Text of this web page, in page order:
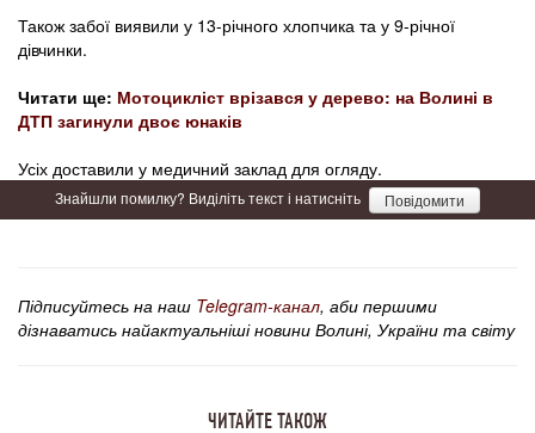
Також забої виявили у 13-річного хлопчика та у 9-річної
дівчинки.
Читати ще: Мотоцикліст врізався у дерево: на Волині в
ДТП загинули двоє юнаків
Усіх доставили у медичний заклад для огляду.
Знайшли помилку? Виділіть текст і натисніть Повідомити
Підписуйтесь на наш Telegram-канал, аби першими
дізнаватись найактуальніші новини Волині, України та світу
ЧИТАЙТЕ ТАКОЖ